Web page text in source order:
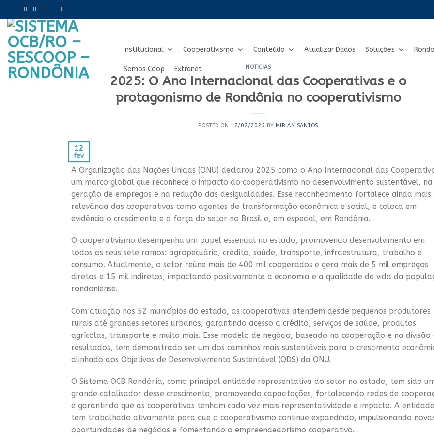
to
content
Institucional Cooperativismo Conteúdo Atualizar Dados Soluções
Somos Coop Extranet NOTÍCIAS
2025: O Ano Internacional das Cooperativas e o
protagonismo de Rondônia no cooperativismo
POSTED ON 12/02/2025 BY MIRIAN SANTOS
12
fev
A Organização das Nações Unidas (ONU) declarou 2025 como o Ano Internacional das
um marco global que reconhece o impacto do cooperativismo no desenvolvimento sustentável, na
geração de empregos e na redução das desigualdades. Esse reconhecimento fortalece ainda mais
relevância das cooperativas como agentes de transformação econômica e social, e coloca em
evidência o crescimento e a força do setor no Brasil e, em especial, em Rondônia.
O cooperativismo desempenha um papel essencial no estado, promovendo desenvolvimento em
todos os seus sete ramos: agropecuário, crédito, saúde, transporte, infraestrutura, trabalho e
consumo. Atualmente, o setor reúne mais de 400 mil cooperados e gera mais de 5 mil empregos
diretos e 15 mil indiretos, impactando positivamente a economia e a qualidade de vida da
rondoniense.
Com atuação nos 52 municípios do estado, as cooperativas atendem desde pequenos produtores
rurais até grandes setores urbanos, garantindo acesso a crédito, serviços de saúde, produtos
agrícolas, transporte e muito mais. Esse modelo de negócio, baseado na cooperação e na divisão
resultados, tem demonstrado ser um dos caminhos mais sustentáveis para o crescimento
alinhado aos Objetivos de Desenvolvimento Sustentável (ODS) da ONU.
O Sistema OCB Rondônia, como principal entidade representativa do setor no estado, tem sido
grande catalisador desse crescimento, promovendo capacitações, fortalecendo redes de
e garantindo que as cooperativas tenham cada vez mais representatividade e impacto. A entidade
tem trabalhado ativamente para que o cooperativismo continue expandindo, impulsionando
oportunidades de negócios e fomentando o empreendedorismo cooperativo.